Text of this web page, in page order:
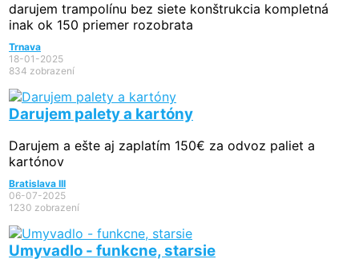
darujem trampolínu bez siete konštrukcia kompletná
inak ok 150 priemer rozobrata
Trnava
18-01-2025
834 zobrazení
Darujem palety a kartóny
Darujem a ešte aj zaplatím 150€ za odvoz paliet a
kartónov
Bratislava III
06-07-2025
1230 zobrazení
Umyvadlo - funkcne, starsie